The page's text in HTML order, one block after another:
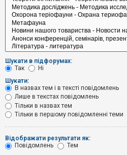
в
н
т
е
м
и
о
ш
Шукати в підфорумах:
Так
Ні
Шукати:
В назвах тем і в тексті повідомлень
Лише в текстах повідомлень
Тільки в назвах тем
Тільки в першому повідомленні теми
Відображати результати як:
Повідомлень
Тем